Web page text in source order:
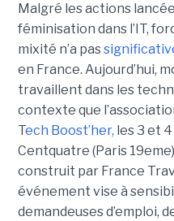
Malgré les actions
féminisation dans l’IT,
mixité n’a pas
en France. Aujourd’hui,
travaillent dans les
contexte que
Tech Boost’her, les 3 et
Centquatre (Paris
construit par France
événement vise à
demandeuses d’emploi,